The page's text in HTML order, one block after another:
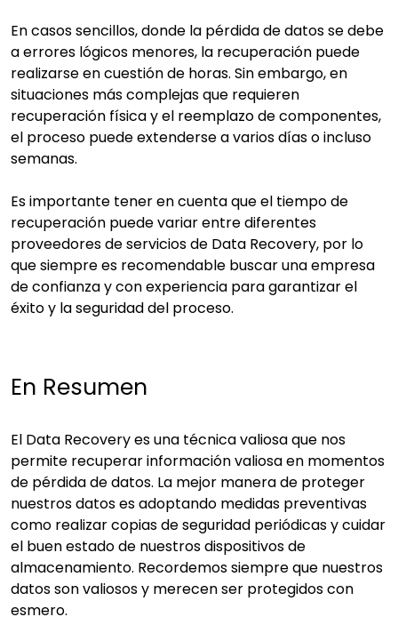
En casos sencillos, donde la pérdida de datos se debe
a errores lógicos menores, la recuperación puede
realizarse en cuestión de horas. Sin embargo, en
situaciones más complejas que requieren
recuperación física y el reemplazo de componentes,
el proceso puede extenderse a varios días o incluso
semanas.
Es importante tener en cuenta que el tiempo de
recuperación puede variar entre diferentes
proveedores de servicios de Data Recovery, por lo
que siempre es recomendable buscar una empresa
de confianza y con experiencia para garantizar el
éxito y la seguridad del proceso.
En Resumen
El Data Recovery es una técnica valiosa que nos
permite recuperar información valiosa en momentos
de pérdida de datos. La mejor manera de proteger
nuestros datos es adoptando medidas preventivas
como realizar copias de seguridad periódicas y cuidar
el buen estado de nuestros dispositivos de
almacenamiento. Recordemos siempre que nuestros
datos son valiosos y merecen ser protegidos con
esmero.